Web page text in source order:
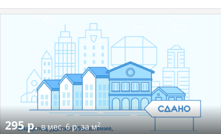
295 р.в мес.6 р. за м2